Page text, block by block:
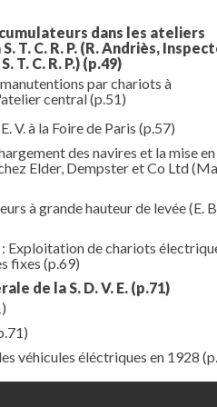
dans les ateliers
T. C. R. P. (R. Andriès,
T. C. R. P.) (p.49)
par chariots à
central(p.51)
V. à la Foire de Paris (p.57)
des navires et la mise
Elder, Dempster et Co Ltd
à grande hauteur de levée (E.
: Exploitation de chariots
fixes (p.69)
de la S. D. V. E. (p.71)
véhicules éléctriques en 1928